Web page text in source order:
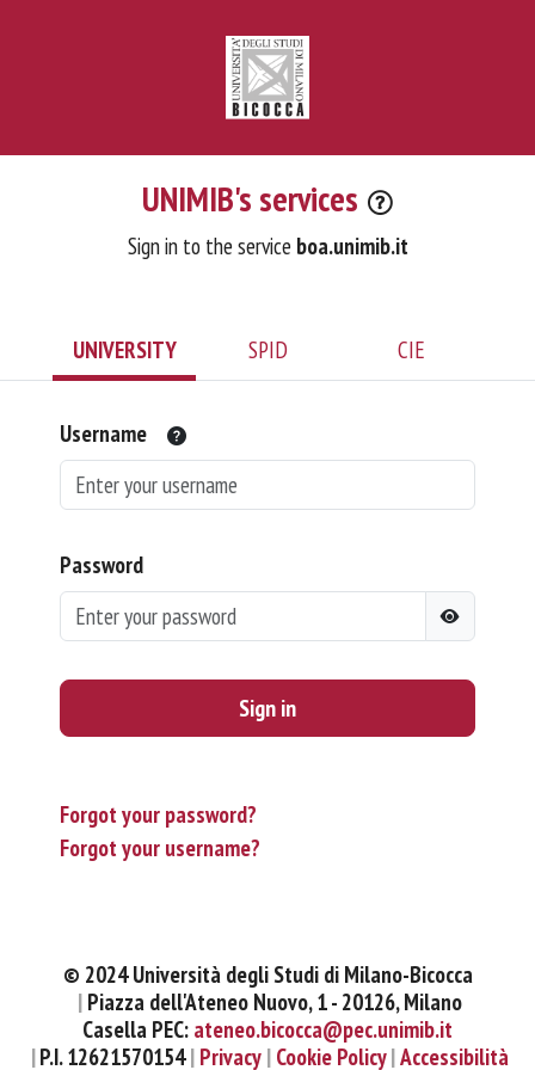
UNIMIB's services
Sign in to the service boa.unimib.it
UNIVERSITY SPID CIE
Username
Password
Sign in
Forgot your password?
Forgot your username?
© 2024 Università degli Studi di Milano-Bicocca
Piazza dell'Ateneo Nuovo, 1 - 20126, Milano
Casella PEC: ateneo.bicocca@pec.unimib.it
P.I. 12621570154 Privacy Cookie Policy Accessibilità